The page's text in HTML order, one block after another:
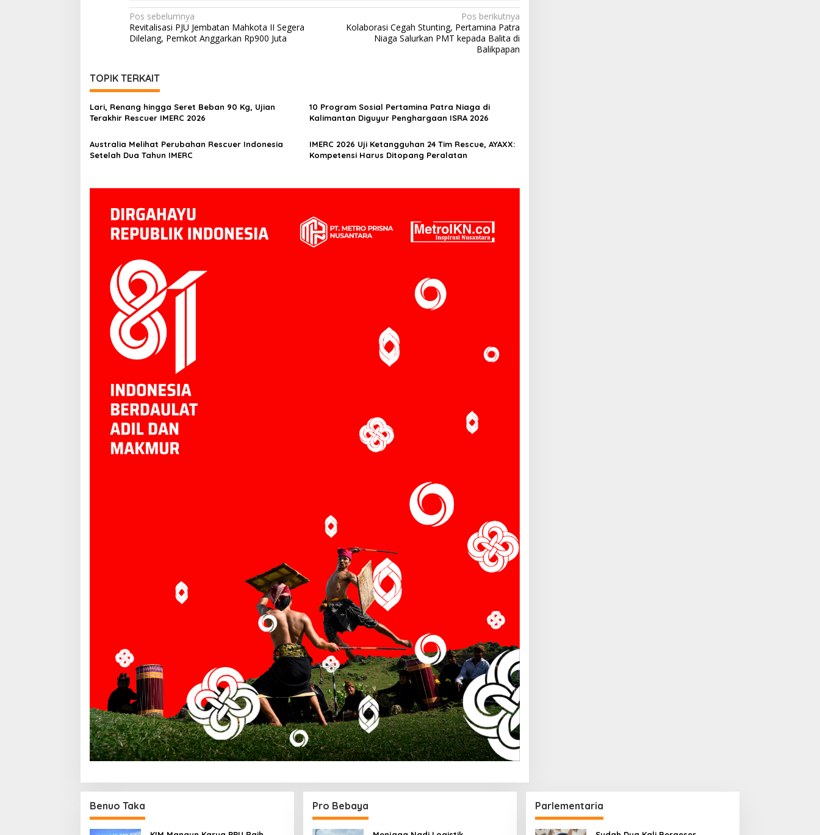
Navigasi
pos
Pos sebelumnya
Revitalisasi PJU Jembatan Mahkota II Segera
Dilelang, Pemkot Anggarkan Rp900 Juta
Pos berikutnya
Kolaborasi Cegah Stunting, Pertamina Patra
Niaga Salurkan PMT kepada Balita di
Balikpapan
TOPIK TERKAIT
Lari, Renang hingga Seret Beban 90 Kg, Ujian
Terakhir Rescuer IMERC 2026
10 Program Sosial Pertamina Patra Niaga di
Kalimantan Diguyur Penghargaan ISRA 2026
Australia Melihat Perubahan Rescuer Indonesia
Setelah Dua Tahun IMERC
IMERC 2026 Uji Ketangguhan 24 Tim Rescue, AYAXX:
Kompetensi Harus Ditopang Peralatan
Benuo Taka Pro Bebaya Parlementaria